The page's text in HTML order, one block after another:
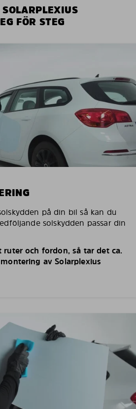
FÖR STEG
på din bil så kan du
solskydden passar din
ruter och fordon, så tar det ca.
av Solarplexius